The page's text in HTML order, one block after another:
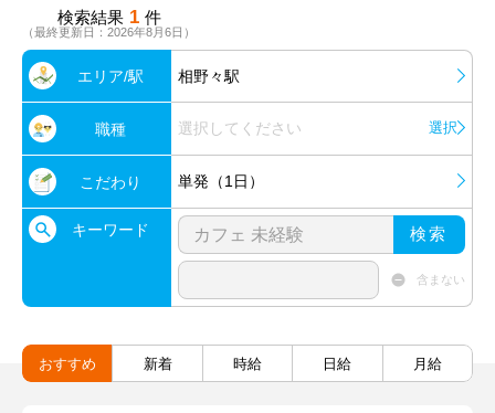
検索結果 1 件
（最終更新日：2026年8月6日）
エリア/駅 相野々駅
職種 選択してください 選択
こだわり 単発（1日）
キーワード 検索
含まない
おすすめ 新着 時給 日給 月給